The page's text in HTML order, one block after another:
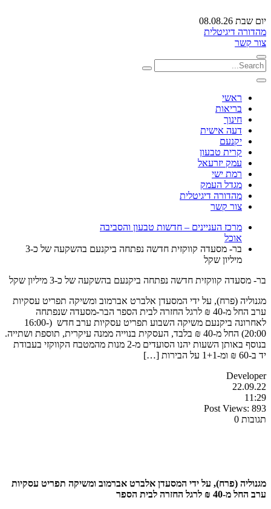
יום שבת 08.08.26
מהדורה דיגיטלית
צור קשר
ראשי
בריאות
חינוך
דעה אישית
יקנעם
קרית טבעון
עמק יזרעאל
רמת ישי
מגדל העמק
מהדורה דיגיטלית
צור קשר
מרכז העניינים – חדשות טבעון והסביבה
אוכל
בר- מסעדה קווקזית חדשה נפתחה ביקנעם בהשקעה של כ-3
מיליון שקל
בר- מסעדה קווקזית חדשה נפתחה ביקנעם בהשקעה של כ-3 מיליון שקל
מגנוליה (פרח), על ידי המסעדן אלברט אברמוב ומשיקה תפריט עסקיות
ערב החל מ-40 ₪ לרגל החזרה לבית הספר הבר-מסעדה שנפתחה
לאחרונה ביקנעם משיקה השבוע תפריט עסקיות ערב חדש (16:00-
20:00) החל מ-40 ₪ בלבד, העסקית בנוייה ממנה עיקרית, תוספת ושתייה.
בנוסף באותן השעות יהנו הסועדים מ-2 מנות מהמטבח הקווקזי בעבודת
יד ב-60 ₪ ומ-1+1 על הבירות […]
Developer
22.09.22
11:29
Post Views: 893
תגובות 0
מגנוליה (פרח), על ידי המסעדן אלברט אברמוב ומשיקה תפריט עסקיות
ערב החל מ-40 ₪ לרגל החזרה לבית הספר